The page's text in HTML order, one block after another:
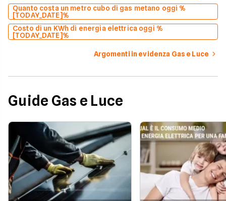
Quanto costa un metro cubo di gas metano oggi %
[TODAY_DATE]%
Costo di un KWh di energia elettrica oggi %
[TODAY_DATE]%
Argomenti in evidenza Gas e Luce
Guide Gas e Luce